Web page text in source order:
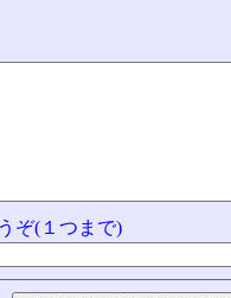
ぞ(１つまで)